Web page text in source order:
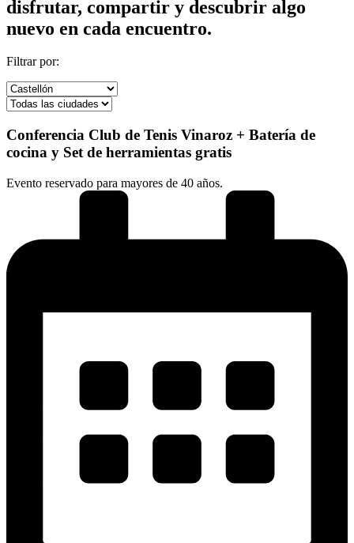
disfrutar, compartir y descubrir algo
nuevo en cada encuentro.
Filtrar por:
Conferencia Club de Tenis Vinaroz + Batería de
cocina y Set de herramientas gratis
Evento reservado para mayores de 40 años.